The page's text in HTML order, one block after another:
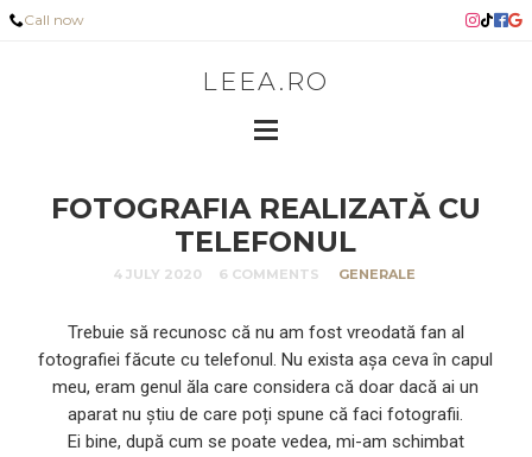
Call now
LEEA.RO
FOTOGRAFIA REALIZATĂ CU
TELEFONUL
4 JULY 2020 6 COMMENTS GENERALE
Trebuie să recunosc că nu am fost vreodată fan al
fotografiei făcute cu telefonul. Nu exista așa ceva în capul
meu, eram genul ăla care considera că doar dacă ai un
aparat nu știu de care poți spune că faci fotografii.
Ei bine, după cum se poate vedea, mi-am schimbat